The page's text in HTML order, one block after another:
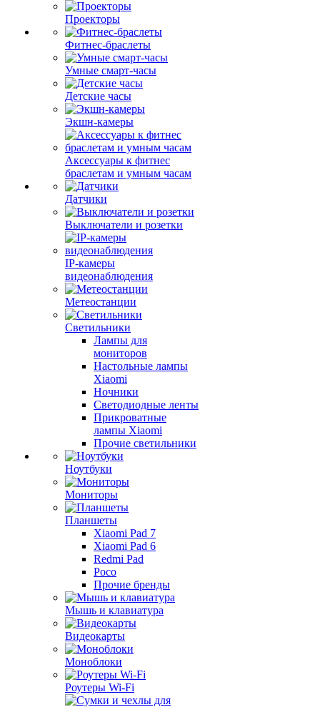
Проекторы
Фитнес-браслеты
Умные смарт-часы
Детские часы
Экшн-камеры
Аксессуары к фитнес
браслетам и умным часам
Датчики
Выключатели и розетки
IP-камеры
видеонаблюдения
Метеостанции
Светильники
Лампы для
мониторов
Настольные лампы
Xiaomi
Ночники
Светодиодные ленты
Прикроватные
лампы Xiaomi
Прочие светильники
Ноутбуки
Мониторы
Планшеты
Xiaomi Pad 7
Xiaomi Pad 6
Redmi Pad
Poco
Прочие бренды
Мышь и клавиатура
Видеокарты
Моноблоки
Роутеры Wi-Fi